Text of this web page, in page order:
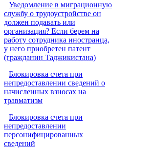
Уведомление в миграционную
службу о трудоустройстве он
должен подавать или
организация? Если берем на
работу сотрудника иностранца,
у него приобретен патент
(гражданин Таджикистана)
Блокировка счета при
непредоставлении сведений о
начисленных взносах на
травматизм
Блокировка счета при
непредоставлении
персонифицированных
сведений